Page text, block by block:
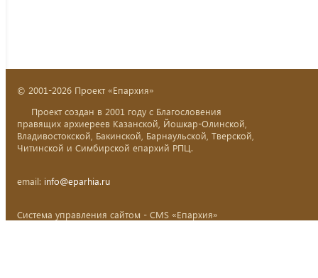
© 2001-2026 Проект «Епархия»
Проект создан в 2001 году с Благословения
правящих архиереев Казанской, Йошкар-Олинской,
Владивостокской, Бакинской, Барнаульской, Тверской,
Читинской и Симбирской епархий РПЦ.
email: info@eparhia.ru
Система управления сайтом - CMS «Епархия»